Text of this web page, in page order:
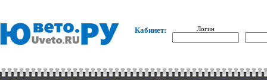
Кабинет: Логин